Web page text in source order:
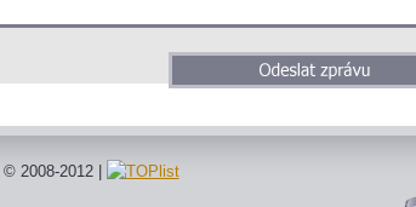
© 2008-2012